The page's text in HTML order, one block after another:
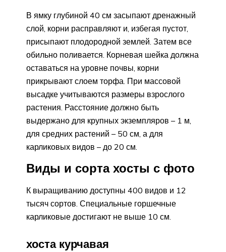
В ямку глубиной 40 см засыпают дренажный
слой, корни расправляют и, избегая пустот,
присыпают плодородной землей. Затем все
обильно поливается. Корневая шейка должна
оставаться на уровне почвы, корни
прикрывают слоем торфа. При массовой
высадке учитываются размеры взрослого
растения. Расстояние должно быть
выдержано для крупных экземпляров – 1 м,
для средних растений – 50 см, а для
карликовых видов – до 20 см.
Виды и сорта хосты с фото
К выращиванию доступны 400 видов и 12
тысяч сортов. Специальные горшечные
карликовые достигают не выше 10 см.
хоста курчавая